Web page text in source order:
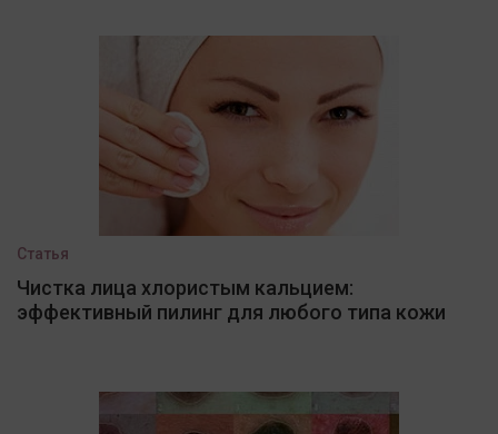
Статья
Чистка лица хлористым кальцием:
эффективный пилинг для любого типа кожи